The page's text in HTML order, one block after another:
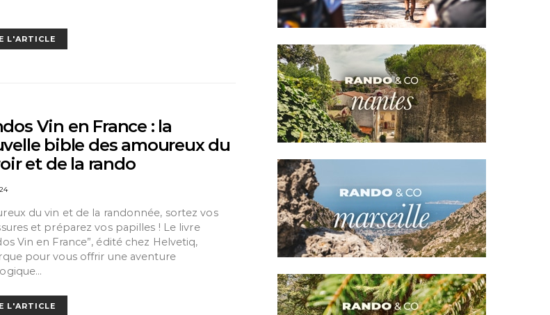
L'ARTICLE
Vin en France : la
bible des amoureux du
et de la rando
du vin et de la randonnée, sortez vos
et préparez vos papilles ! Le livre
Vin en France”, édité chez Helvetiq,
pour vous offrir une aventure
L'ARTICLE